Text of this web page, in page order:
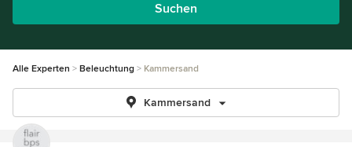
Suchen
Alle Experten Beleuchtung Kammersand
Kammersand